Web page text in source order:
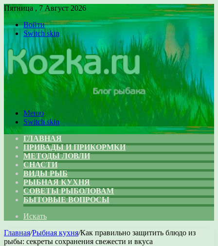
Пятница , 7 Август 2026
Войти
Switch skin
Меню
Switch skin
ГЛАВНАЯ
ПРИВАДЫ И ПРИКОРМКИ
МЕТОДЫ ЛОВЛИ
СНАСТИ
ВИДЫ РЫБ
РЫБНАЯ КУХНЯ
СОВЕТЫ РЫБОЛОВАМ
БЫТОВЫЕ ВОПРОСЫ
Искать
Главная/Рыбная кухня/Как правильно защитить блюдо из
рыбы: секреты сохранения свежести и вкуса